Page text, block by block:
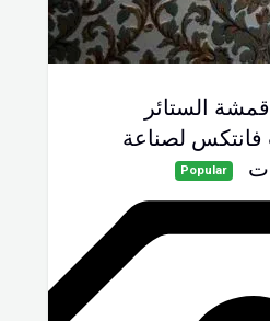
الستائر
فانتكس لصناعة
Popular